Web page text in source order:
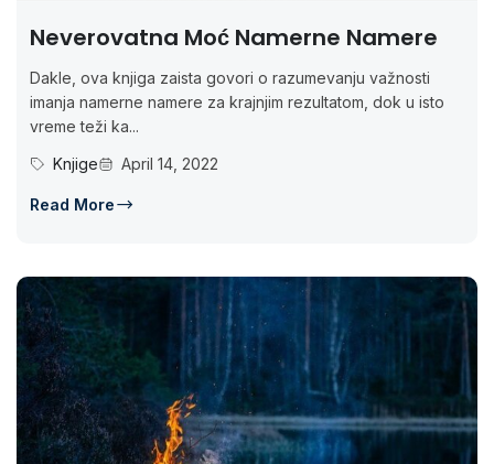
Neverovatna Moć Namerne Namere
Dakle, ova knjiga zaista govori o razumevanju važnosti
imanja namerne namere za krajnjim rezultatom, dok u isto
vreme teži ka...
Knjige
April 14, 2022
Read More